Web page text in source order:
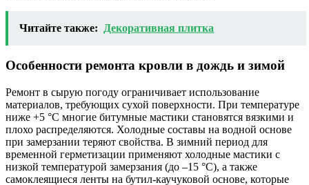
Читайте также: Декоративная плитка
Особенности ремонта кровли в дождь и зимой
Ремонт в сырую погоду ограничивает использование
материалов, требующих сухой поверхности. При температуре
ниже +5 °C многие битумные мастики становятся вязкими и
плохо распределяются. Холодные составы на водной основе
при замерзании теряют свойства. В зимний период для
временной герметизации применяют холодные мастики с
низкой температурой замерзания (до –15 °C), а также
самоклеящиеся ленты на бутил-каучуковой основе, которые